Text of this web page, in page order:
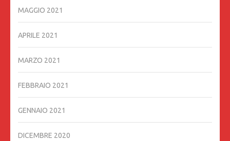
MAGGIO 2021
APRILE 2021
MARZO 2021
FEBBRAIO 2021
GENNAIO 2021
DICEMBRE 2020